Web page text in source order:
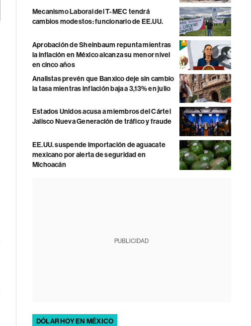
Mecanismo Laboral del T-MEC tendrá
cambios modestos: funcionario de EE.UU.
Aprobación de Sheinbaum repunta mientras
la inflación en México alcanza su menor nivel
en cinco años
Analistas prevén que Banxico deje sin cambio
la tasa mientras inflación baja a 3,13% en julio
Estados Unidos acusa a miembros del Cártel
Jalisco Nueva Generación de tráfico y fraude
EE.UU. suspende importación de aguacate
mexicano por alerta de seguridad en
Michoacán
PUBLICIDAD
DÓLAR HOY EN MÉXICO